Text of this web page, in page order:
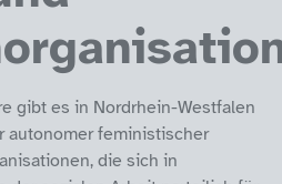
gibt es in Nordrhein-Westfalen
autonomer feministischer
die sich in